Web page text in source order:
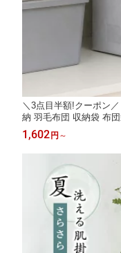
＼3点目半額!クーポン
納 羽毛布団 収納袋 布
収納 セット 衣類収納袋
ース 布団袋 布団袋ケ
1,602 円 ～